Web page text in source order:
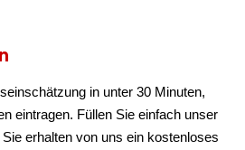
in unter 30 Minuten,
eintragen. Füllen Sie einfach unser
erhalten von uns ein kostenloses